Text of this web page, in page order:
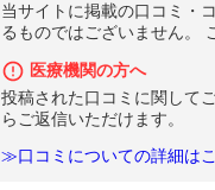
当サイトに掲載の口コミ・
るものではございません。
医療機関の方へ
投稿された口コミに関して
らご返信いただけます。
≫口コミについての詳細は